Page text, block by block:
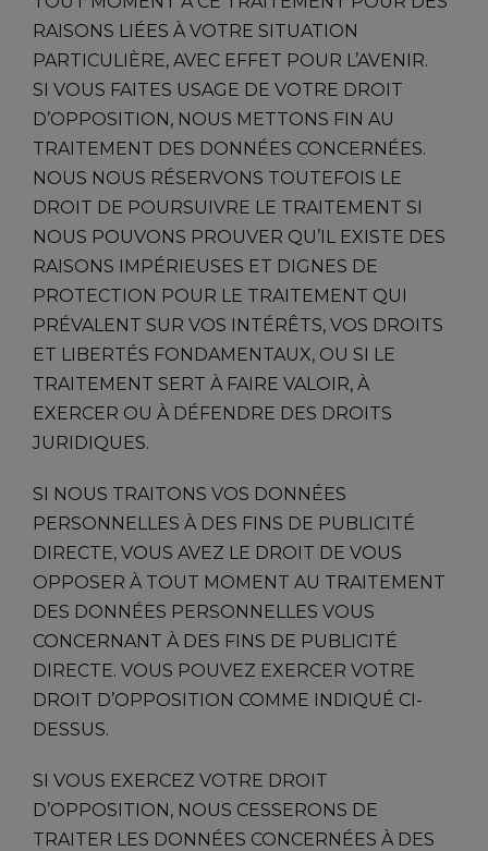
RAISONS LIÉES À VOTRE SITUATION
PARTICULIÈRE, AVEC EFFET POUR L’AVENIR.
SI VOUS FAITES USAGE DE VOTRE DROIT
D’OPPOSITION, NOUS METTONS FIN AU
TRAITEMENT DES DONNÉES CONCERNÉES.
NOUS NOUS RÉSERVONS TOUTEFOIS LE
DROIT DE POURSUIVRE LE TRAITEMENT SI
NOUS POUVONS PROUVER QU’IL EXISTE DES
RAISONS IMPÉRIEUSES ET DIGNES DE
PROTECTION POUR LE TRAITEMENT QUI
PRÉVALENT SUR VOS INTÉRÊTS, VOS DROITS
ET LIBERTÉS FONDAMENTAUX, OU SI LE
TRAITEMENT SERT À FAIRE VALOIR, À
EXERCER OU À DÉFENDRE DES DROITS
JURIDIQUES.
SI NOUS TRAITONS VOS DONNÉES
PERSONNELLES À DES FINS DE PUBLICITÉ
DIRECTE, VOUS AVEZ LE DROIT DE VOUS
OPPOSER À TOUT MOMENT AU TRAITEMENT
DES DONNÉES PERSONNELLES VOUS
CONCERNANT À DES FINS DE PUBLICITÉ
DIRECTE. VOUS POUVEZ EXERCER VOTRE
DROIT D’OPPOSITION COMME INDIQUÉ CI-
DESSUS.
SI VOUS EXERCEZ VOTRE DROIT
D’OPPOSITION, NOUS CESSERONS DE
TRAITER LES DONNÉES CONCERNÉES À DES